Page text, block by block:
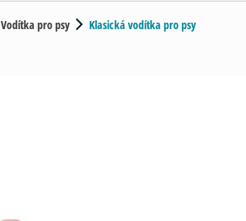
Vodítka pro psy Klasická vodítka pro psy